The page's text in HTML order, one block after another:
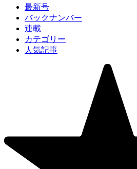
最新号
バックナンバー
連載
カテゴリー
人気記事